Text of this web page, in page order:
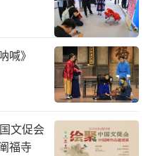
喊》
文促会
福寺